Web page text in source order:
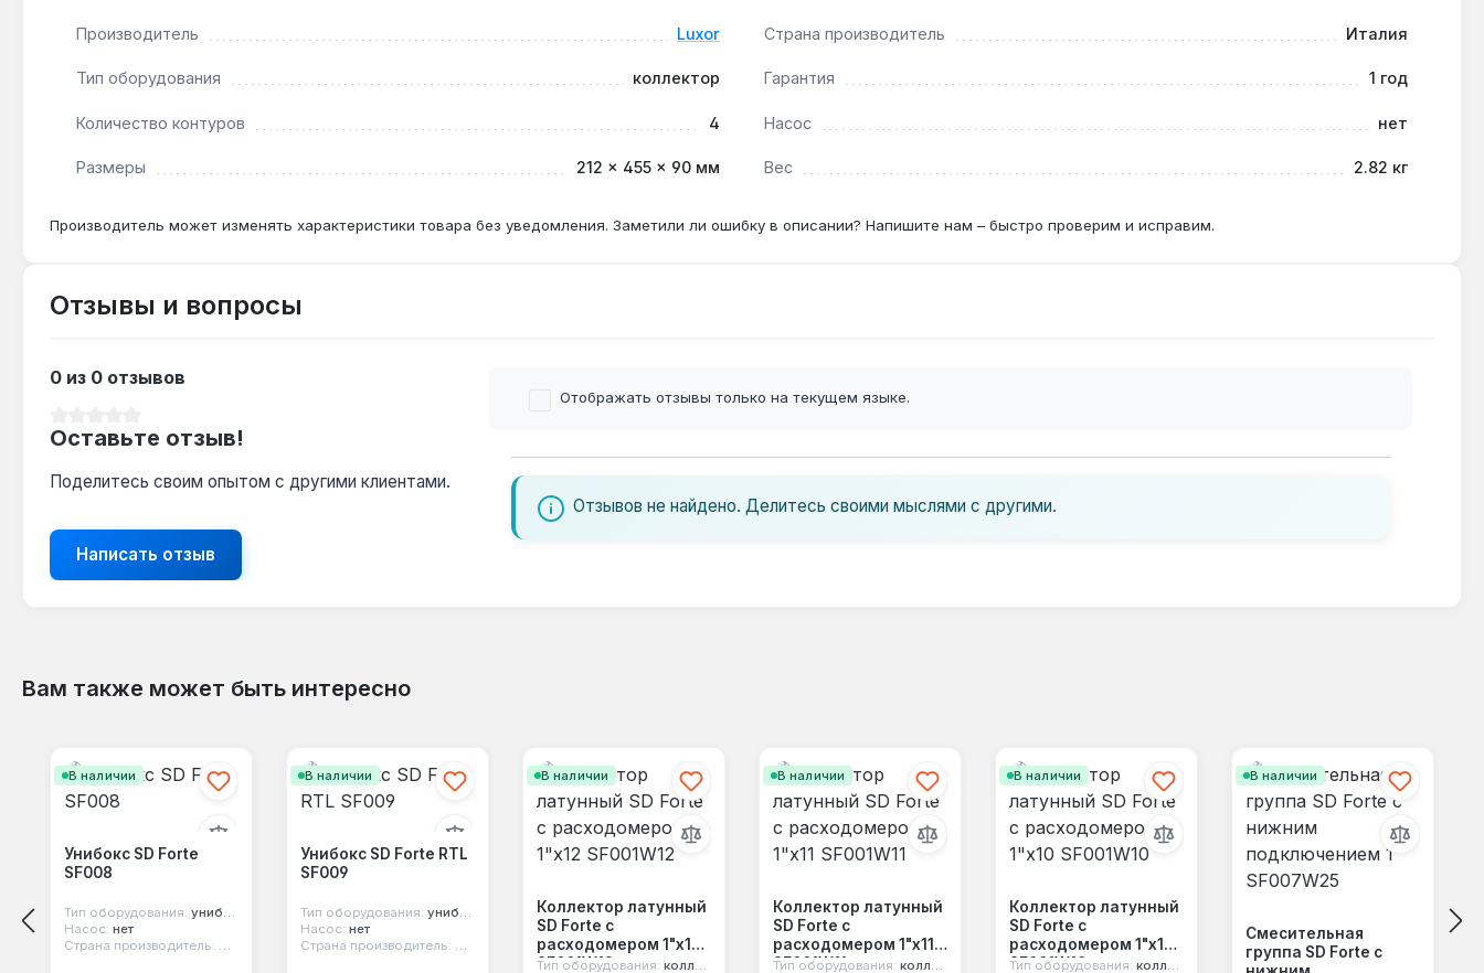
Подходит ли для системы с насосом?
Да — коллектор рассчитан на подключение циркуляционного насоса, но сам насос не входит в комплект и приобретается отдельно.
Расстояние между осями выходов для контуров составляет 50 мм, что соответствует стандартным гребёнкам для тёплого пола.
Производитель Luxor Страна производитель Италия
Тип оборудования коллектор Гарантия 1 год
Количество контуров 4 Насос нет
Размеры 212 × 455 × 90 мм Вес 2.82 кг
Производитель может изменять характеристики товара без уведомления. Заметили ли ошибку в описании? Напишите нам – быстро проверим и исправим.
Отзывы и вопросы
0 из 0 отзывов
Оставьте отзыв!
Поделитесь своим опытом с другими клиентами.
Написать отзыв
Отображать отзывы только на текущем языке.
Отзывов не найдено. Делитесь своими мыслями с другими.
Вам также может быть интересно
В наличии
Унибокс SD Forte
SF008
Тип оборудования: унибокс
Насос: нет
Страна производитель: Китай
В наличии
Унибокс SD Forte RTL
SF009
Тип оборудования: унибокс
Насос: нет
Страна производитель: Китай
В наличии
Коллектор латунный
SD Forte с
расходомером 1"х12
SF001W12
Тип оборудования: коллектор
В наличии
Коллектор латунный
SD Forte с
расходомером 1"х11
SF001W11
Тип оборудования: коллектор
В наличии
Коллектор латунный
SD Forte с
расходомером 1"х10
SF001W10
Тип оборудования: коллектор
В наличии
Смесительная
группа SD Forte с